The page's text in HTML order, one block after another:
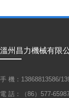
溫州昌力機械有限
手 機：13868813586/
電 話：（86）577-